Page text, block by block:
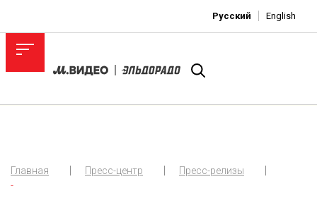
Русский English
Главная Пресс-центр
Пресс-релизы
-